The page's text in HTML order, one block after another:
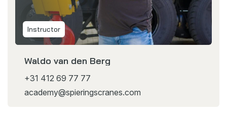
Instructor
Waldo van den Berg
+31 412 69 77 77
academy@spieringscranes.com